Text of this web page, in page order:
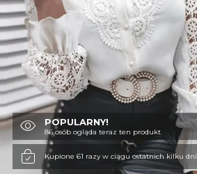
SZORTY
MODA PLAŻOWA
BLUZKI
KURTKI I PŁASZCZE
POPULARNY!
86 osób ogląda teraz ten produkt
Kupione 61 razy w ciągu ostatnich kilku dni